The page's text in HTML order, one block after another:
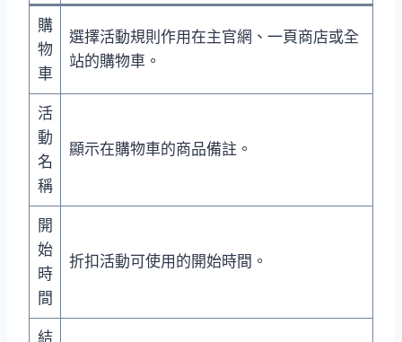
購
物
車
選擇活動規則作用在主官網、一頁商店或全
站的購物車。
活
動
名
稱
顯示在購物車的商品備註。
開
始
時
間
折扣活動可使用的開始時間。
結